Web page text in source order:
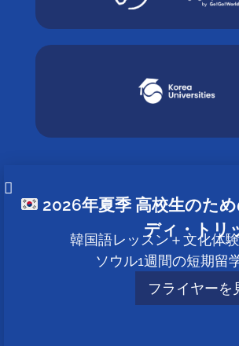
ニュースレター
ニュースレターを
2026年夏季 高校生のた
ディ・トリ
韓国語レッスン＋文化体
ソウル1週間の短期留
フライヤーを